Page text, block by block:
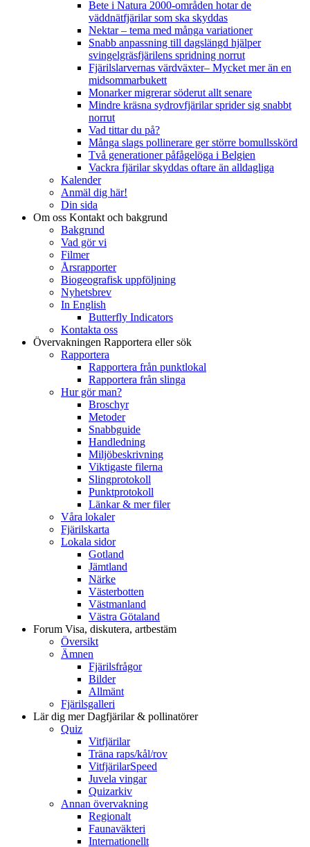
Bete i Natura 2000-områden hotar de
väddnätfjärilar som ska skyddas
Nektar – tema med många variationer
Snabb anpassning till dagslängd hjälper
svingelgräsfjärilens spridning norrut
Fjärilslarvernas värdväxter– Mycket mer än en
midsommarbukett
Monarker migrerar söderut allt senare
Mindre kräsna sydrovfjärilar sprider sig snabbt
norrut
Vad tittar du på?
Många slags pollinerare ger större bomullsskörd
Två generationer påfågelöga i Belgien
Vackra fjärilar skyddas oftare än alldagliga
Kalender
Anmäl dig här!
Din sida
Om oss Kontakt och bakgrund
Bakgrund
Vad gör vi
Filmer
Årsrapporter
Biogeografisk uppföljning
Nyhetsbrev
In English
Butterfly Indicators
Kontakta oss
Övervakningen Rapportera eller sök
Rapportera
Rapportera från punktlokal
Rapportera från slinga
Hur gör man?
Broschyr
Metoder
Snabbguide
Handledning
Miljöbeskrivning
Viktigaste filerna
Slingprotokoll
Punktprotokoll
Länkar & mer filer
Våra lokaler
Fjärilskarta
Lokala sidor
Gotland
Jämtland
Närke
Västerbotten
Västmanland
Västra Götaland
Forum Visa, diskutera, artbestäm
Översikt
Ämnen
Fjärilsfrågor
Bilder
Allmänt
Fjärilsgalleri
Lär dig merDagfjärilar & pollinatörer
Quiz
Vitfjärilar
Träna raps/kål/rov
VitfjärilarSpeed
Juvela vingar
Quizarkiv
Annan övervakning
Regionalt
Faunaväkteri
Internationellt